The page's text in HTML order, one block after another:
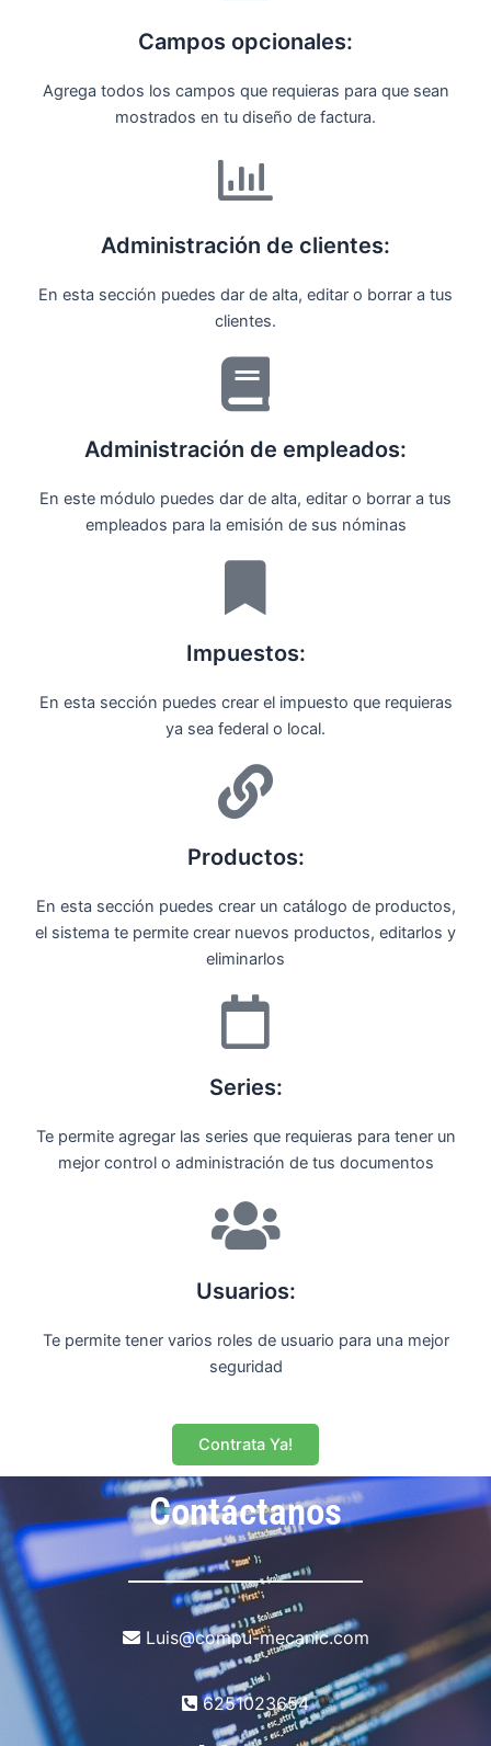
Campos opcionales:
Agrega todos los campos que requieras para que sean
mostrados en tu diseño de factura.
Administración de clientes:
En esta sección puedes dar de alta, editar o borrar a tus
clientes.
Administración de empleados:
En este módulo puedes dar de alta, editar o borrar a tus
empleados para la emisión de sus nóminas
Impuestos:
En esta sección puedes crear el impuesto que requieras
ya sea federal o local.
Productos:
En esta sección puedes crear un catálogo de productos,
el sistema te permite crear nuevos productos, editarlos y
eliminarlos
Series:
Te permite agregar las series que requieras para tener un
mejor control o administración de tus documentos
Usuarios:
Te permite tener varios roles de usuario para una mejor
seguridad
Contrata Ya!
Contáctanos
Luis@compu-mecanic.com
6251023654